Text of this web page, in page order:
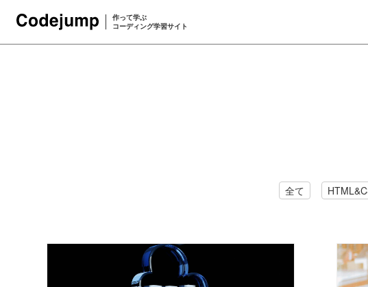
作って学ぶ
コーディング学習サイト
全て